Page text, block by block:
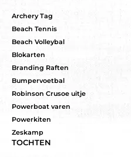
Archery Tag
Beach Tennis
Beach Volleybal
Blokarten
Branding Raften
Bumpervoetbal
Robinson Crusoe uitje
Powerboat varen
Powerkiten
Zeskamp
TOCHTEN